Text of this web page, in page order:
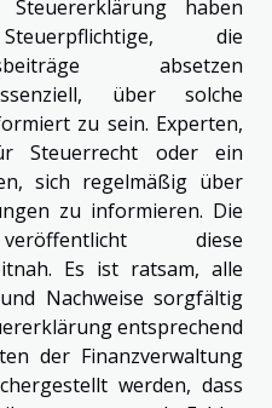
haben
die
absetzen
über solche
zu sein. Experten,
Steuerrecht oder ein
sich regelmäßig über
zu informieren. Die
diese
Es ist ratsam, alle
Nachweise sorgfältig
entsprechend
der Finanzverwaltung
werden, dass